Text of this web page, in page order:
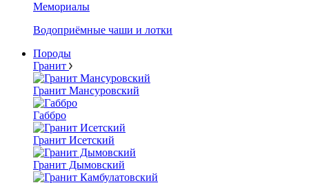
Мемориалы
Водоприёмные чаши и лотки
Породы
Гранит
Гранит Мансуровский
Габбро
Гранит Исетский
Гранит Дымовский